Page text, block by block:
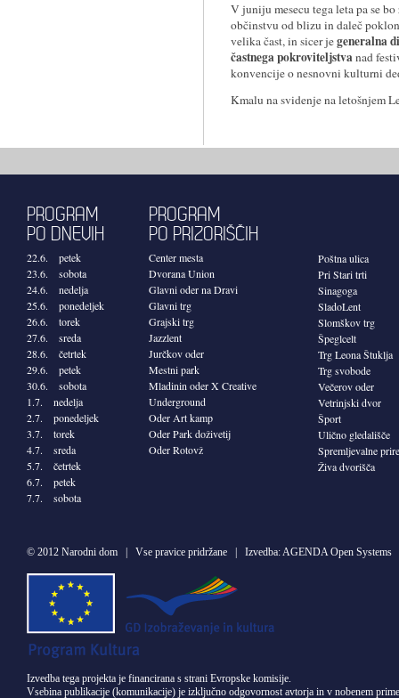
V juniju mesecu tega leta pa se
občinstvu od blizu in daleč
velika čast, in sicer jegeneralna
častnega pokroviteljstvanad
konvencije o nesnovni kulturni
Kmalu na svidenje na letošnjem
PROGRAM
PO DNEVIH
22.6. petek
23.6. sobota
24.6. nedelja
25.6. ponedeljek
26.6. torek
27.6. sreda
28.6. četrtek
29.6. petek
30.6. sobota
1.7. nedelja
2.7. ponedeljek
3.7. torek
4.7. sreda
5.7. četrtek
6.7. petek
7.7. sobota
PROGRAM
PO PRIZORIŠČIH
Center mesta
Dvorana Union
Glavni oder na Dravi
Glavni trg
Grajski trg
Jazzlent
Jurčkov oder
Mestni park
Mladinin oder X Creative
Underground
Oder Art kamp
Oder Park doživetij
Oder Rotovž
Poštna ulica
Pri Stari trti
Sinagoga
SladoLent
Slomškov trg
Špeglcelt
Trg Leona Štuklja
Trg svobode
Večerov oder
Vetrinjski dvor
Šport
Ulično gledališče
Spremljevalne
Živa dvorišča
© 2012 Narodni dom | Vse pravice pridržane | Izvedba:AGENDA Open Systems
Izvedba tega projekta je financirana s strani Evropske komisije.
Vsebina publikacije (komunikacije) je izključno odgovornost avtorja in v nobenem